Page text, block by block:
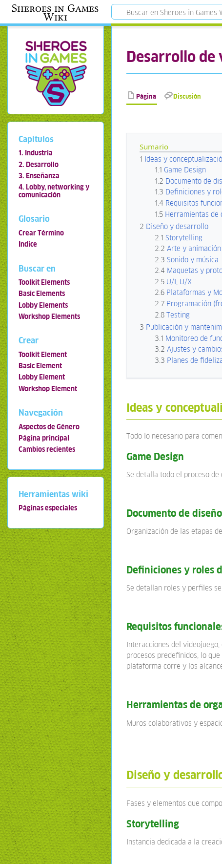
Sheroes in Games
Wiki
Desarrollo de
Página Discusión
Sumario
1 Ideas y
1.1 Game Design
1.2 Documento de
1.3 Definiciones y
1.4 Requisitos
1.5 Herramientas de
2 Diseño y desarrollo
2.1 Storytelling
2.2 Arte y animación
2.3 Sonido y música
2.4 Maquetas y
2.5 U/I, U/X
2.6 Plataformas y
2.7 Programación
2.8 Testing
3 Publicación y
3.1 Monitoreo de
3.2 Ajustes y
3.3 Planes de
Ideas y
Todo lo necesario para
Game Design
Se detalla todo el proceso
Documento de
Organización de las etapas
Definiciones y roles
Se detallan roles y perfiles
Requisitos
Interacciones del
procesos predefinidos, lo
plataforma corre y los
Herramientas de
Muros colaborativos y
Diseño y
Fases y elementos que
Storytelling
Instancia dedicada a la
Capítulos
1. Industria
2. Desarrollo
3. Enseñanza
4. Lobby, networking y
comunicación
Glosario
Crear Término
Indice
Buscar en
Toolkit Elements
Basic Elements
Lobby Elements
Workshop Elements
Crear
Toolkit Element
Basic Element
Lobby Element
Workshop Element
Navegación
Aspectos de Género
Página principal
Cambios recientes
Herramientas wiki
Páginas especiales